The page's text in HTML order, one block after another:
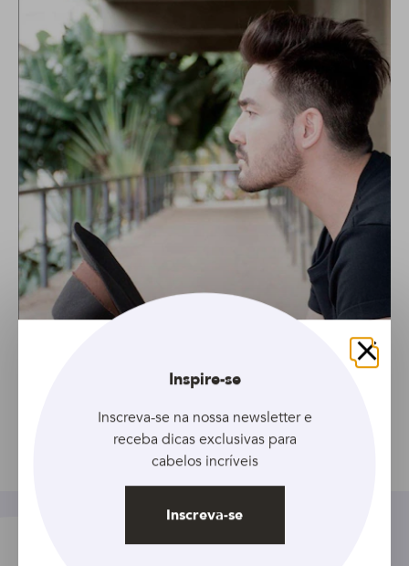
Foto: Reprodução/Instagram @maquiagemdehomem
Fechar
Inspire-se
Inscreva-se na nossa newsletter e
receba dicas exclusivas para
cabelos incríveis
Inscreva-se